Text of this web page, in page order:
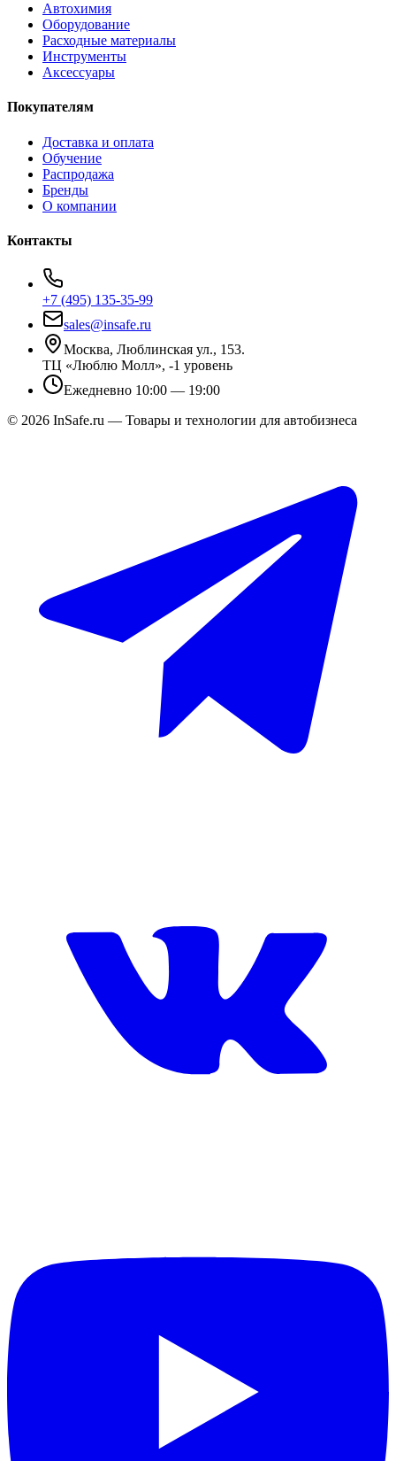
Автохимия
Оборудование
Расходные материалы
Инструменты
Аксессуары
Покупателям
Доставка и оплата
Обучение
Распродажа
Бренды
О компании
Контакты
+7 (495) 135-35-99
sales@insafe.ru
Москва, Люблинская ул., 153.
ТЦ «Люблю Молл», -1 уровень
Ежедневно 10:00 — 19:00
© 2026 InSafe.ru — Товары и технологии для автобизнеса